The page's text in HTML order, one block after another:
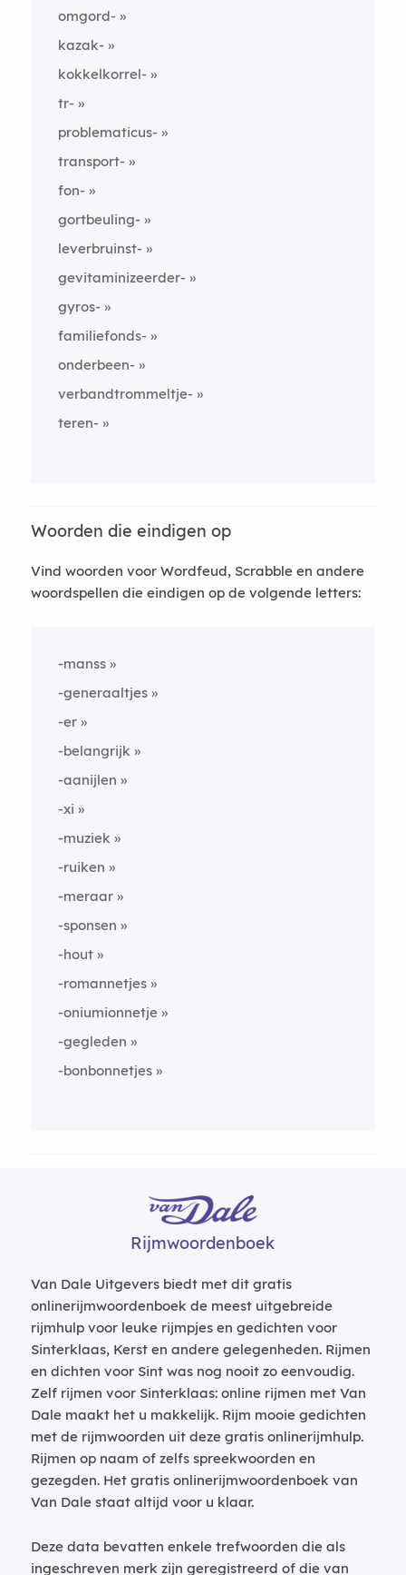
omgord-
kazak-
kokkelkorrel-
tr-
problematicus-
transport-
fon-
gortbeuling-
leverbruinst-
gevitaminizeerder-
gyros-
familiefonds-
onderbeen-
verbandtrommeltje-
teren-
Woorden die eindigen op
Vind woorden voor Wordfeud, Scrabble en andere
woordspellen die eindigen op de volgende letters:
-manss
-generaaltjes
-er
-belangrijk
-aanijlen
-xi
-muziek
-ruiken
-meraar
-sponsen
-hout
-romannetjes
-oniumionnetje
-gegleden
-bonbonnetjes
Rijmwoordenboek
Van Dale Uitgevers biedt met dit gratis
onlinerijmwoordenboek de meest uitgebreide
rijmhulp voor leuke rijmpjes en gedichten voor
Sinterklaas, Kerst en andere gelegenheden. Rijmen
en dichten voor Sint was nog nooit zo eenvoudig.
Zelf rijmen voor Sinterklaas: online rijmen met Van
Dale maakt het u makkelijk. Rijm mooie gedichten
met de rijmwoorden uit deze gratis onlinerijmhulp.
Rijmen op naam of zelfs spreekwoorden en
gezegden. Het gratis onlinerijmwoordenboek van
Van Dale staat altijd voor u klaar.
Deze data bevatten enkele trefwoorden die als
ingeschreven merk zijn geregistreerd of die van